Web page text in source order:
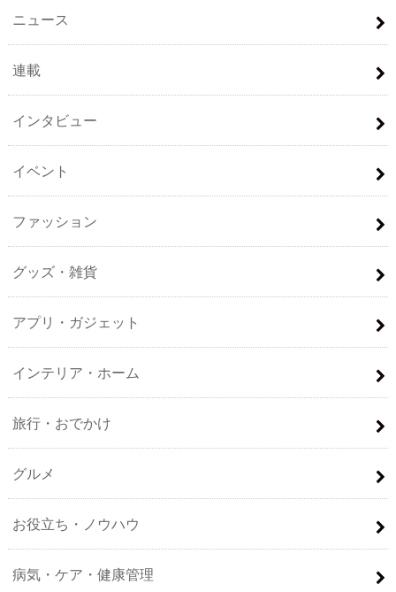
ニュース
連載
インタビュー
イベント
ファッション
グッズ・雑貨
アプリ・ガジェット
インテリア・ホーム
旅行・おでかけ
グルメ
お役立ち・ノウハウ
病気・ケア・健康管理